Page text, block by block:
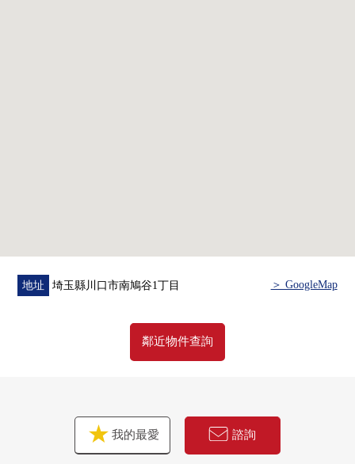
・3個和公園/約100m(步行2分鐘)
■在找想要的家方面給予幫助的━━━━━・・・
地址 埼玉縣川口市南鳩谷1丁目 ＞ GoogleMap
鄰近物件查詢
我的最愛 諮詢